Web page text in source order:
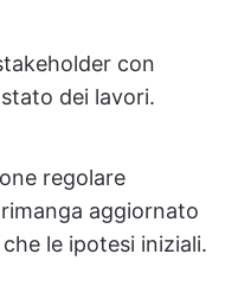
con
dei lavori.
regolare
aggiornato
le ipotesi iniziali.